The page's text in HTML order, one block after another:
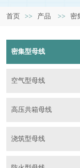
首页 >> 产品 >> 密
密集型母线
空气型母线
高压共箱母线
浇筑型母线